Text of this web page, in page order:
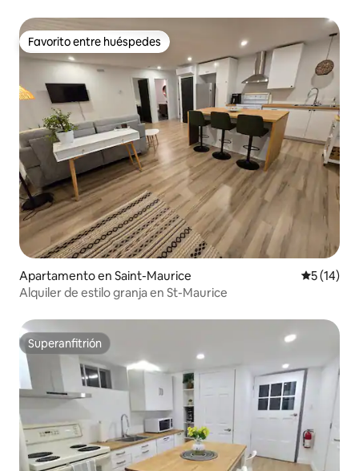
Favorito entre huéspedes
Favorito entre huéspedes
Apartamento en Saint-Maurice
5 (14)
Alquiler de estilo granja en St-Maurice
Superanfitrión
Superanfitrión